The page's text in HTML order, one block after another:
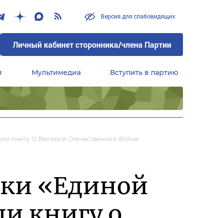
Версия для слабовидящих
Личный кабинет сторонника/члена Партии
Мультимедиа Вступить в партию
Книгу О Великой Отечественной Войне
«Единой